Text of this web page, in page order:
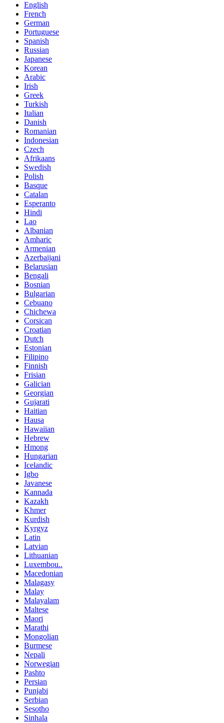
English
French
German
Portuguese
Spanish
Russian
Japanese
Korean
Arabic
Irish
Greek
Turkish
Italian
Danish
Romanian
Indonesian
Czech
Afrikaans
Swedish
Polish
Basque
Catalan
Esperanto
Hindi
Lao
Albanian
Amharic
Armenian
Azerbaijani
Belarusian
Bengali
Bosnian
Bulgarian
Cebuano
Chichewa
Corsican
Croatian
Dutch
Estonian
Filipino
Finnish
Frisian
Galician
Georgian
Gujarati
Haitian
Hausa
Hawaiian
Hebrew
Hmong
Hungarian
Icelandic
Igbo
Javanese
Kannada
Kazakh
Khmer
Kurdish
Kyrgyz
Latin
Latvian
Lithuanian
Luxembou..
Macedonian
Malagasy
Malay
Malayalam
Maltese
Maori
Marathi
Mongolian
Burmese
Nepali
Norwegian
Pashto
Persian
Punjabi
Serbian
Sesotho
Sinhala